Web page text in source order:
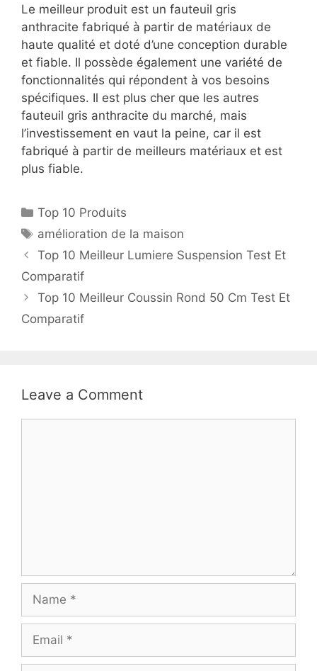
Le meilleur produit est un fauteuil gris
anthracite fabriqué à partir de matériaux de
haute qualité et doté d’une conception durable
et fiable. Il possède également une variété de
fonctionnalités qui répondent à vos besoins
spécifiques. Il est plus cher que les autres
fauteuil gris anthracite du marché, mais
l’investissement en vaut la peine, car il est
fabriqué à partir de meilleurs matériaux et est
plus fiable.
Top 10 Produits
amélioration de la maison
Top 10 Meilleur Lumiere Suspension Test Et
Comparatif
Top 10 Meilleur Coussin Rond 50 Cm Test Et
Comparatif
Leave a Comment